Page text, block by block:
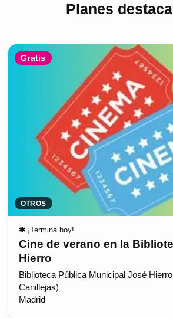
Planes
Gratis
OTROS
✱ ¡Termina hoy!
Cine de verano en la
Hierro
Biblioteca Pública Municipal José
Canillejas)
Madrid